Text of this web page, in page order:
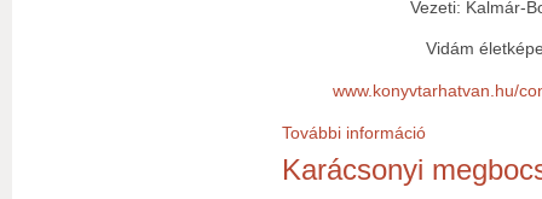
Vezeti: Kalmár-
Vidám
www.konyvtarhatvan.hu/
További információ
Karácsonyi